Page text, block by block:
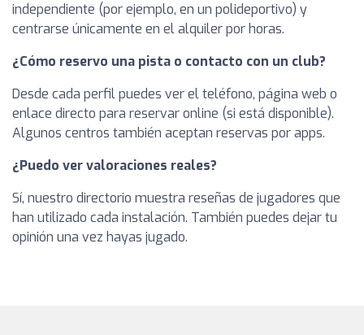
independiente (por ejemplo, en un polideportivo) y
centrarse únicamente en el alquiler por horas.
¿Cómo reservo una pista o contacto con un club?
Desde cada perfil puedes ver el teléfono, página web o
enlace directo para reservar online (si está disponible).
Algunos centros también aceptan reservas por apps.
¿Puedo ver valoraciones reales?
Sí, nuestro directorio muestra reseñas de jugadores que
han utilizado cada instalación. También puedes dejar tu
opinión una vez hayas jugado.